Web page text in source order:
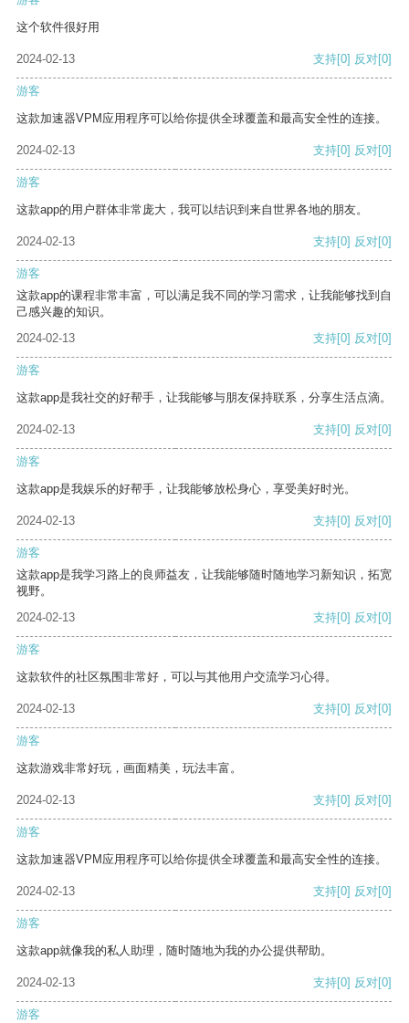
这个软件很好用
2024-02-13 支持[0] 反对[0]
游客
这款加速器VPM应用程序可以给你提供全球覆盖和最高安全性的连接。
2024-02-13 支持[0] 反对[0]
游客
这款app的用户群体非常庞大，我可以结识到来自世界各地的朋友。
2024-02-13 支持[0] 反对[0]
游客
这款app的课程非常丰富，可以满足我不同的学习需求，让我能够找到自
己感兴趣的知识。
2024-02-13
支持[0] 反对[0]
游客
这款app是我社交的好帮手，让我能够与朋友保持联系，分享生活点滴。
2024-02-13 支持[0] 反对[0]
游客
这款app是我娱乐的好帮手，让我能够放松身心，享受美好时光。
2024-02-13 支持[0] 反对[0]
游客
这款app是我学习路上的良师益友，让我能够随时随地学习新知识，拓宽
视野。
2024-02-13
支持[0] 反对[0]
游客
这款软件的社区氛围非常好，可以与其他用户交流学习心得。
2024-02-13 支持[0] 反对[0]
游客
这款游戏非常好玩，画面精美，玩法丰富。
2024-02-13 支持[0] 反对[0]
游客
这款加速器VPM应用程序可以给你提供全球覆盖和最高安全性的连接。
2024-02-13 支持[0] 反对[0]
游客
这款app就像我的私人助理，随时随地为我的办公提供帮助。
2024-02-13 支持[0] 反对[0]
游客